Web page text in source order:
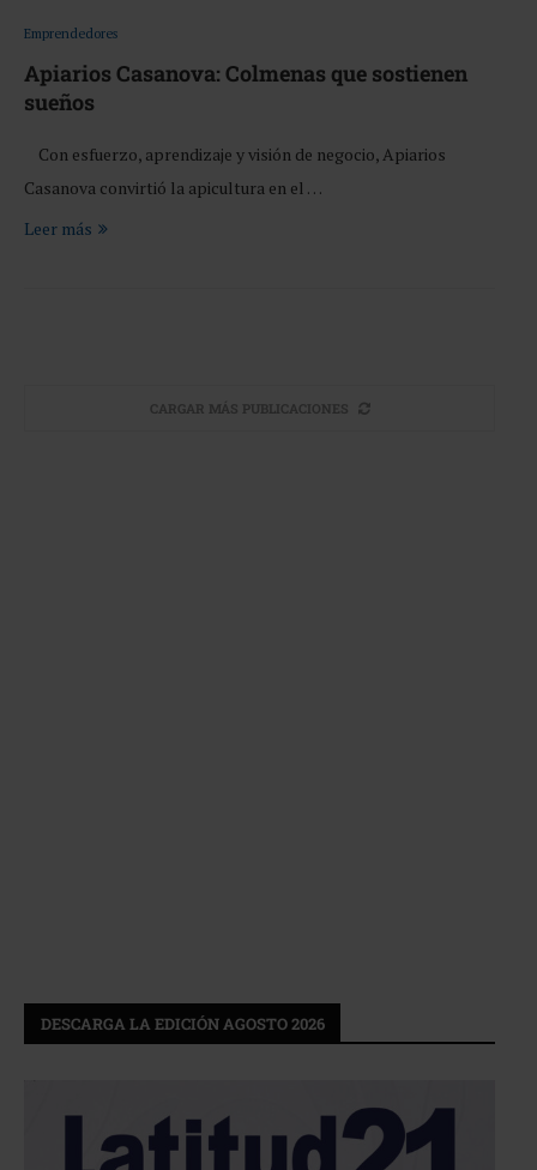
Emprendedores
Apiarios Casanova: Colmenas que sostienen
sueños
Con esfuerzo, aprendizaje y visión de negocio, Apiarios
Casanova convirtió la apicultura en el …
Leer más
CARGAR MÁS PUBLICACIONES
DESCARGA LA EDICIÓN AGOSTO 2026